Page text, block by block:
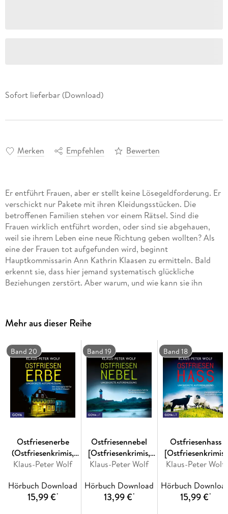
Sofort lieferbar (Download)
Merken Empfehlen Bewerten
Er entführt Frauen, aber er stellt keine Lösegeldforderung. Er
verschickt nur Pakete mit ihren Kleidungsstücken. Die
betroffenen Familien stehen vor einem Rätsel. Sind die
Frauen wirklich entführt worden, oder sind sie abgehauen,
weil sie ihrem Leben eine neue Richtung geben wollten? Als
eine der Frauen tot aufgefunden wird, beginnt
Hauptkommissarin Ann Kathrin Klaasen zu ermitteln. Bald
erkennt sie, dass hier jemand systematisch glückliche
Beziehungen zerstört. Aber warum, und wie kann sie ihn
Ein psychopathischer Täter vor einer traumhaften
Nordseekulisse: Raffiniert, authentisch und spannend bis zur
letzten Minute spricht Nummer Eins-Bestsellerautor Klaus-
Peter Wolf den zwölften Fall seiner beliebten Kommissarin
aus Norden.
Verlag erschienen.
Mehr aus dieser Reihe
Band 20
Ostfriesenerbe
(Ostfriesenkrimis,
Band 20
Klaus-Peter Wolf
Hörbuch Download
15,99 €*
Band 19
Ostfriesennebel
[Ostfriesenkrimis,
Band 19
Klaus-Peter Wolf
Hörbuch Download
13,99 €*
Band 18
Ostfriesenhass
[Ostfriesenkrimis,
Band 18
Klaus-Peter Wolf
Hörbuch
15,99 €*